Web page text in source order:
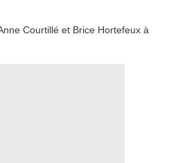
Courtillé et Brice Hortefeux à